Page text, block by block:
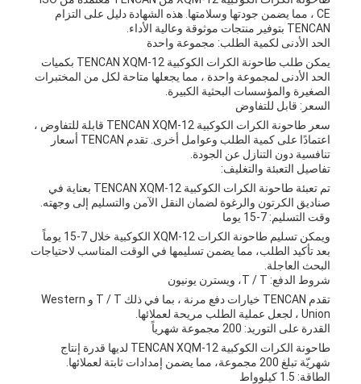
CE ، مما يضمن جودتها وسلامتها. هذه الشهادة دليل على التزام
TENCAN بتوفير منتجات موثوقة وعالية الأداء.
الحد الأدنى لكمية الطلب: مجموعة واحدة
يمكن طلب طاحونة الكرات الكوكبية TENCAN XQM-12 بكميات
الحد الأدنى لمجموعة واحدة ، مما يجعلها متاحة لكل من المختبرات
الصغيرة والمؤسسات البحثية الكبيرة.
السعر: قابل للتفاوض
سعر طاحونة الكرات الكوكبية TENCAN XQM-12 قابلة للتفاوض ،
اعتمادًا على كمية الطلب وعوامل أخرى. تقدم TENCAN أسعار
تنافسية دون التنازل عن الجودة.
تفاصيل التعبئة والتغليف:
تم تعبئة طاحونة الكرات الكوكبية TENCAN XQM-12 بعناية في
صناديق الكرتون والرغوة لضمان النقل الآمن والتسليم إلى وجهته.
وقت التسليم: 7-15 يوما
ويمكن تسليم طاحونة الكرات XQM-12 الكوكبية خلال 7-15 يوماً
بعد تأكيد الطلب، مما يضمن تسليمها في الوقت المناسب لاحتياجات
البحث العاجلة.
شروط الدفع: T / T، ويسترن يونيون
تقدم TENCAN خيارات دفع مرنة ، بما في ذلك T / T و Western
Union ، لجعل عملية الطلب مريحة لعملائها.
القدرة على التوريد: 200 مجموعة شهرياً
طاحونة الكرات الكوكبية TENCAN XQM-12 لديها قدرة إنتاج
شهريّة تبلغ 200 مجموعة، مما يضمن إمدادات ثابتة لعملائها.
الطاقة: 1.5 كيلوواط